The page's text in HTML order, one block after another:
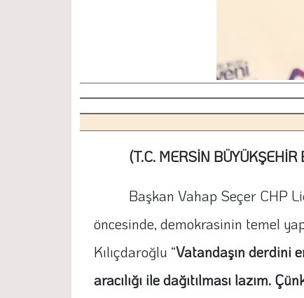
(T.C. MERSİN
Başkan Vahap Seçer CHP
öncesinde, demokrasinin temel
Kılıçdaroğlu “Vatandaşın derdini
aracılığı ile dağıtılması lazım.